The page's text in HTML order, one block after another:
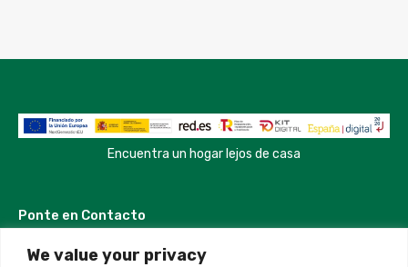
We value your privacy
Encuentra un hogar lejos de casa
Ponte en Contacto
Madrid, Spain